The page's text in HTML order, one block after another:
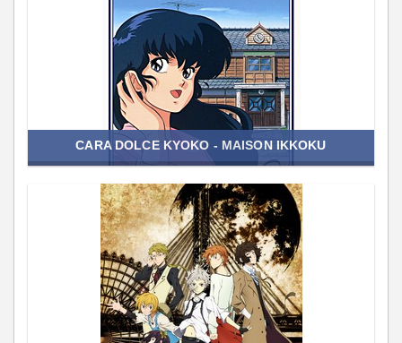
CARA DOLCE KYOKO - MAISON IKKOKU